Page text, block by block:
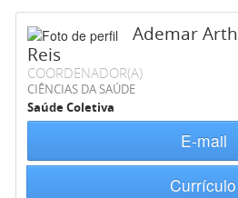
Ademar
Reis
COORDENADOR(A)
CIÊNCIAS DA SAÚDE
Saúde Coletiva
E-mail
Currículo